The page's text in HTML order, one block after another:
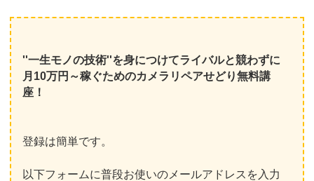
''一生モノの技術''を身につけてライバルと競わずに
月10万円～稼ぐためのカメラリペアせどり無料講
座！
登録は簡単です。
以下フォームに普段お使いのメールアドレスを入力